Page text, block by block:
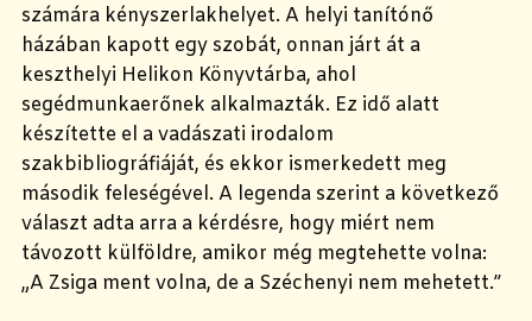
számára kényszerlakhelyet. A helyi tanítónő
házában kapott egy szobát, onnan járt át a
keszthelyi Helikon Könyvtárba, ahol
segédmunkaerőnek alkalmazták. Ez idő alatt
készítette el a vadászati irodalom
szakbibliográfiáját, és ekkor ismerkedett meg
második feleségével. A legenda szerint a következő
választ adta arra a kérdésre, hogy miért nem
távozott külföldre, amikor még megtehette volna:
„A Zsiga ment volna, de a Széchenyi nem mehetett.”